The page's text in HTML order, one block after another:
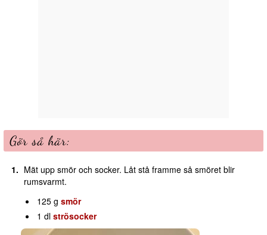
Gör så här:
Mät upp smör och socker. Låt stå framme så smöret blir
rumsvarmt.
125 gsmör
1 dlströsocker